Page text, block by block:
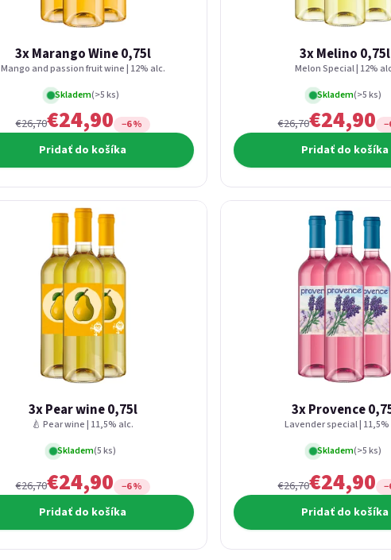
3x Marango Wine 0,75l
Mango and passion fruit wine | 12% alc.
Skladem(>5 ks)
€26,70€24,90 −6 %
Pridať do košíka
3x Melino 0,75l
Melon Special | 12%
Skladem(>5 ks)
€26,70€24,90
Pridať do košíka
3x Pear wine 0,75l
🍐 Pear wine | 11,5% alc.
Skladem(5 ks)
€26,70€24,90 −6 %
Pridať do košíka
3x Provence
Lavender special | 11,5%
Skladem(>5 ks)
€26,70€24,90
Pridať do košíka